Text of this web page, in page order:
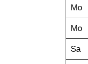
Mo
Mo
Sa